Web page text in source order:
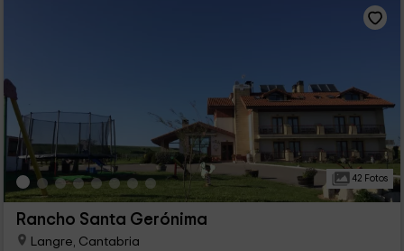
42 Fotos
Rancho Santa Gerónima
Langre, Cantabria